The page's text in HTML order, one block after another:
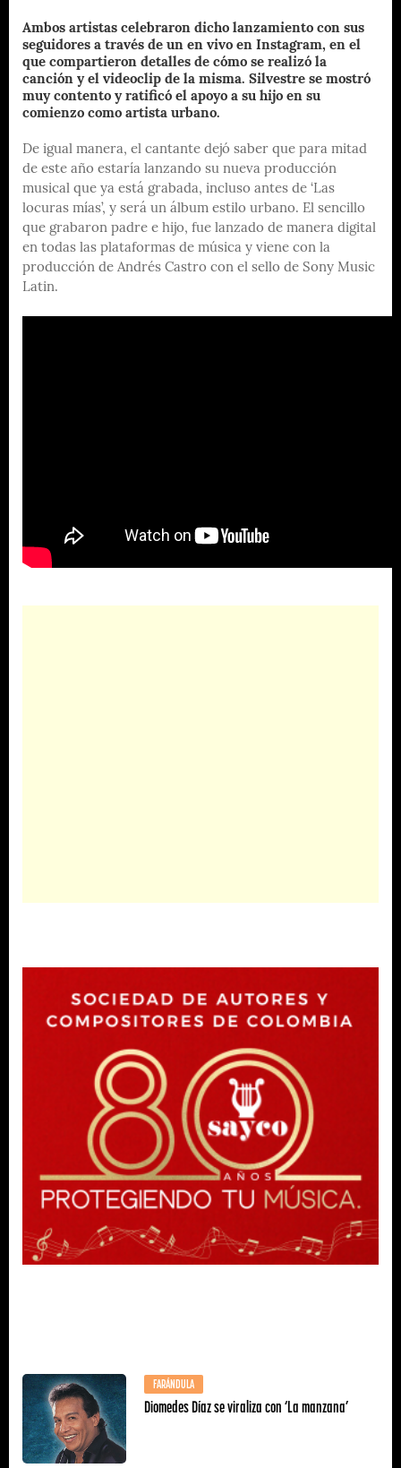
Ambos artistas celebraron dicho lanzamiento con sus
seguidores a través de un en vivo en Instagram, en el
que compartieron detalles de cómo se realizó la
canción y el videoclip de la misma. Silvestre se mostró
muy contento y ratificó el apoyo a su hijo en su
comienzo como artista urbano.
De igual manera, el cantante dejó saber que para mitad
de este año estaría lanzando su nueva producción
musical que ya está grabada, incluso antes de ‘Las
locuras mías’, y será un álbum estilo urbano. El sencillo
que grabaron padre e hijo, fue lanzado de manera digital
en todas las plataformas de música y viene con la
producción de Andrés Castro con el sello de Sony Music
Latin.
FARÁNDULA
Diomedes Díaz se viraliza con ‘La manzana’